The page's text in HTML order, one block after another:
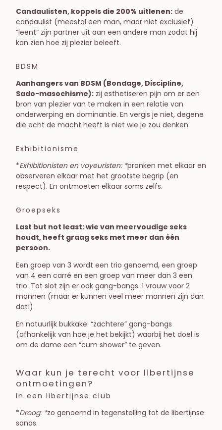
Candaulisten, koppels die 200% uitlenen: de
candaulist (meestal een man, maar niet exclusief)
“leent” zijn partner uit aan een andere man zodat hij
kan zien hoe zij plezier beleeft.
BDSM
Aanhangers van BDSM (Bondage, Discipline,
Sado-masochisme): zij esthetiseren pijn om er een
bron van plezier van te maken in een relatie van
onderwerping en dominantie. En vergis je niet, degene
die echt de macht heeft is niet wie je zou denken.
Exhibitionisme
*Exhibitionisten en voyeuristen: *pronken met elkaar en
observeren elkaar met het grootste begrip (en
respect). En ontmoeten elkaar soms zelfs.
Groepseks
Last but not least: wie van meervoudige seks
houdt, heeft graag seks met meer dan één
persoon.
Een groep van 3 wordt een trio genoemd, een groep
van 4 een carré en een groep van meer dan 3 een
trio. Tot slot zijn er ook gang-bangs: 1 vrouw voor 2
mannen (maar er kunnen veel meer mannen zijn dan
dat!)
En natuurlijk bukkake: “zachtere” gang-bangs
(afhankelijk van hoe je het bekijkt) waarbij het doel is
om de dame een “cum shower” te geven.
Waar kun je terecht voor libertijnse
ontmoetingen?
In een libertijnse club
*Droog: *zo genoemd in tegenstelling tot de libertijnse
sanas.